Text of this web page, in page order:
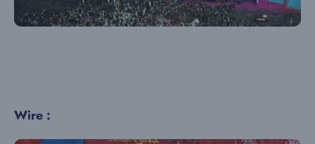
Wire :